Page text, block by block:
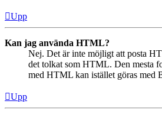
Upp
Kan jag använda HTML?
Nej. Det är inte möjligt att posta
det tolkat som HTML. Den mesta
med HTML kan istället göras med
Upp